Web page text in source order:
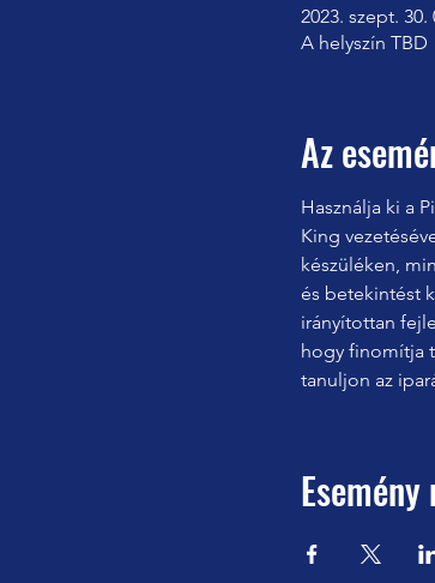
2023. szept. 30.
A helyszín TBD
Az
Használja ki a
King
készüléken,
és betekintést
irányítottan
hogy finomítja
tanuljon az